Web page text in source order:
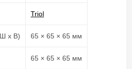
Triol
Ш х В) 65 × 65 × 65 мм
65 × 65 × 65 мм